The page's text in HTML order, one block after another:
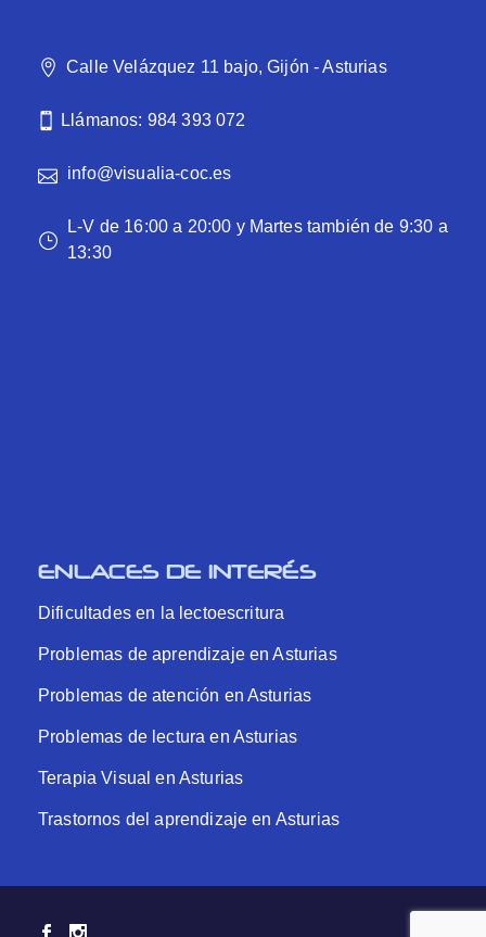
Calle Velázquez 11 bajo, Gijón - Asturias
Llámanos: 984 393 072
info@visualia-coc.es
L-V de 16:00 a 20:00 y Martes también de 9:30 a
13:30
ENLACES DE INTERÉS
Dificultades en la lectoescritura
Problemas de aprendizaje en Asturias
Problemas de atención en Asturias
Problemas de lectura en Asturias
Terapia Visual en Asturias
Trastornos del aprendizaje en Asturias